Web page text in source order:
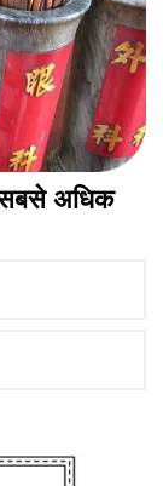
सबसे अधिक